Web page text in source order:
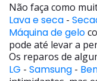
Não faça como
Lava e seca-
Máquina de gelo
pode até levar a
Os reparos de
LG - Samsung-